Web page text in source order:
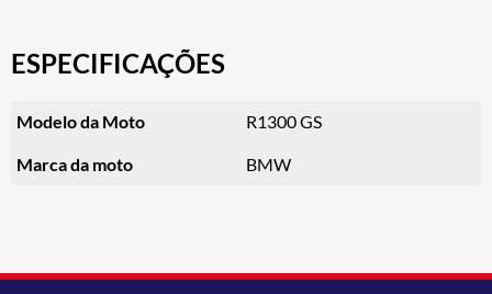
ESPECIFICAÇÕES
Modelo da Moto R1300 GS
Marca da moto BMW